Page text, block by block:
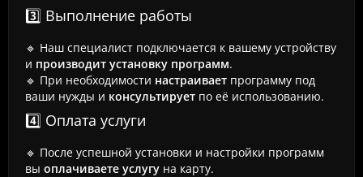
3️⃣ Выполнение работы
🔹 Наш специалист подключается к вашему устройству
и производит установку программ.
🔹 При необходимости настраивает программу под
ваши нужды и консультирует по её использованию.
4️⃣ Оплата услуги
🔹 После успешной установки и настройки программ
вы оплачиваете услугу на карту.